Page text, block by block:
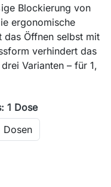
Blockierung von
ergonomische
das Öffnen selbst mit
verhindert das
Varianten – für 1,
1 Dose
Dosen